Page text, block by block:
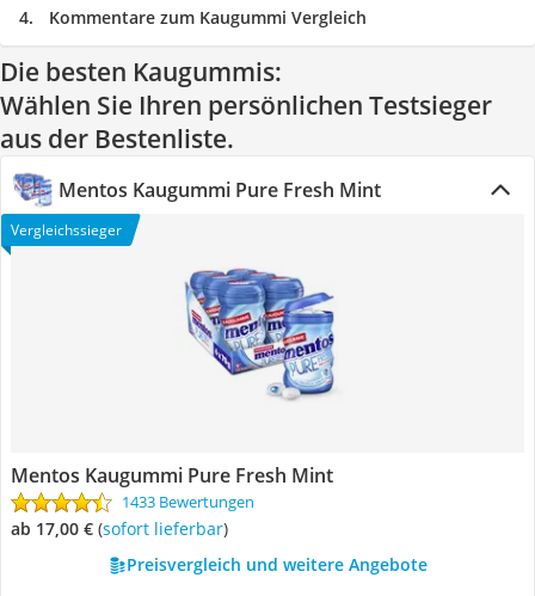
Kommentare zum Kaugummi Vergleich
Die besten Kaugummis:
Wählen Sie Ihren persönlichen Testsieger
aus der Bestenliste.
Mentos Kaugummi Pure Fresh Mint
Vergleichssieger
Mentos Kaugummi Pure Fresh Mint
1433 Bewertungen
ab 17,00 € ( Sofort lieferbar)
Preisvergleich und weitere Angebote